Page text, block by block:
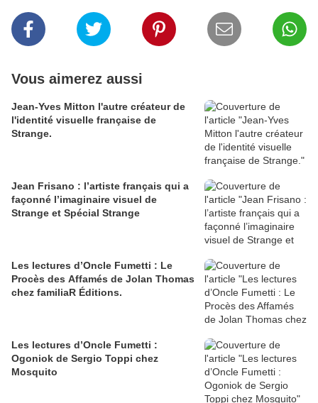
Vous aimerez aussi
Jean-Yves Mitton l'autre créateur de
l'identité visuelle française de
Strange.
Jean Frisano : l’artiste français qui a
façonné l’imaginaire visuel de
Strange et Spécial Strange
Les lectures d’Oncle Fumetti : Le
Procès des Affamés de Jolan Thomas
chez familiaR Éditions.
Les lectures d’Oncle Fumetti :
Ogoniok de Sergio Toppi chez
Mosquito